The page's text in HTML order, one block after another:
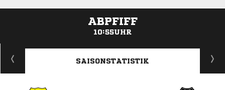
ABPFIFF
10:55UHR
ANZEIGE
SAISONSTATISTIK